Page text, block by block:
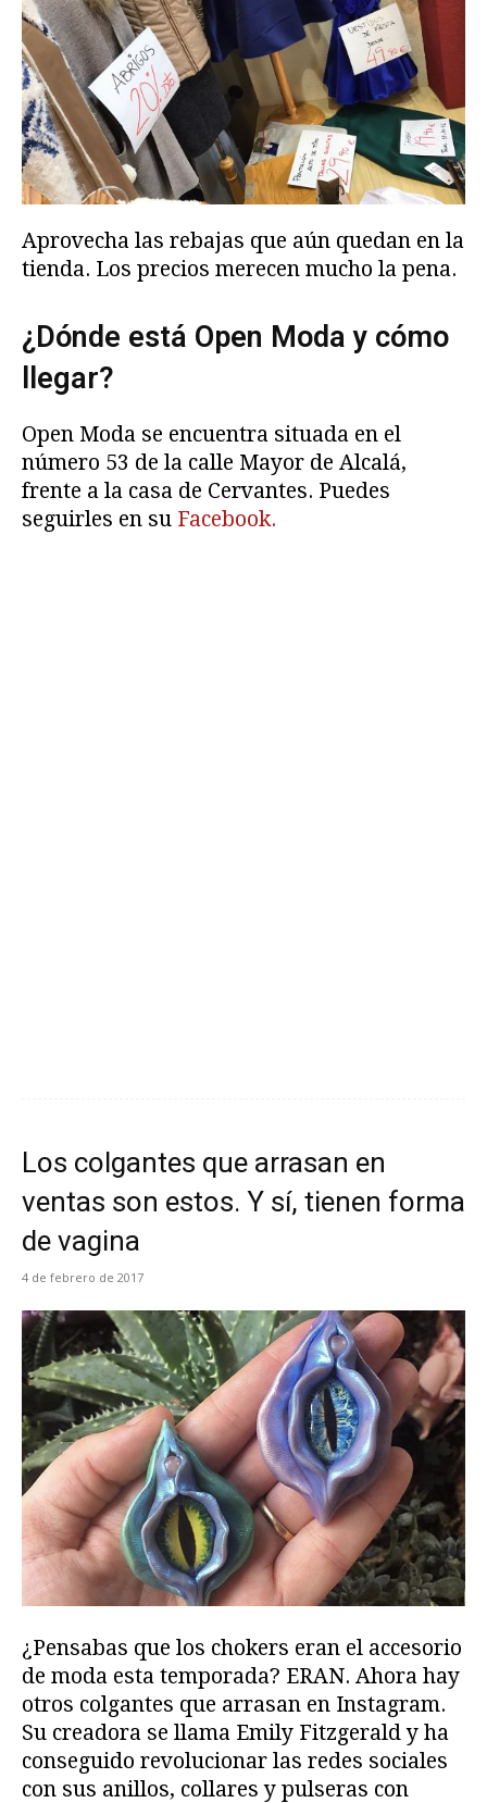
Aprovecha las rebajas que aún quedan en la
tienda. Los precios merecen mucho la pena.
¿Dónde está Open Moda y cómo
llegar?
Open Moda se encuentra situada en el
número 53 de la calle Mayor de Alcalá,
frente a la casa de Cervantes. Puedes
seguirles en su Facebook.
Los colgantes que arrasan en
ventas son estos. Y sí, tienen forma
de vagina
4 de febrero de 2017
¿Pensabas que los chokers eran el accesorio
de moda esta temporada? ERAN. Ahora hay
otros colgantes que arrasan en Instagram.
Su creadora se llama Emily Fitzgerald y ha
conseguido revolucionar las redes sociales
con sus anillos, collares y pulseras con